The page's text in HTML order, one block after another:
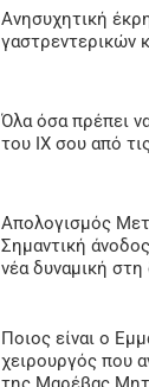
Aνησυχητική
γαστρεντερικών
Όλα όσα πρέπει
του ΙΧ σου από
Απολογισμός
Σημαντική
νέα δυναμική
Ποιος είναι ο
χειρουργός που